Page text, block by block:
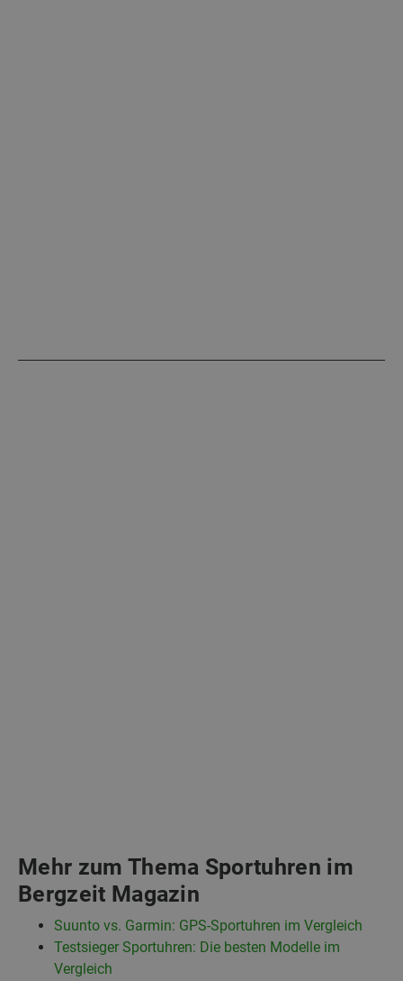
Mehr zum Thema Sportuhren im
Bergzeit Magazin
Suunto vs. Garmin: GPS-Sportuhren im Vergleich
Testsieger Sportuhren: Die besten Modelle im
Vergleich